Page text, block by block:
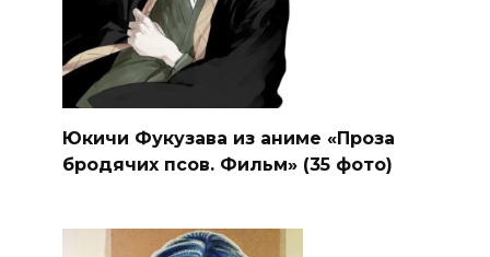
Юкичи Фукузава из аниме «Проза
бродячих псов. Фильм» (35 фото)